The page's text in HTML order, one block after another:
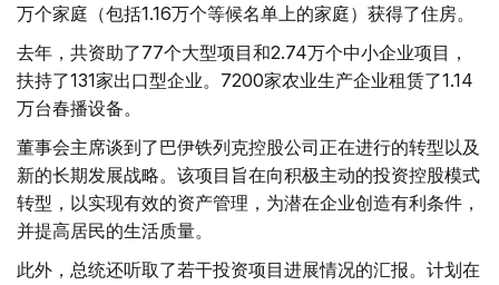
万个家庭（包括1.16万个等候名单上的家庭）获得了住房。
去年，共资助了77个大型项目和2.74万个中小企业项目，
扶持了131家出口型企业。7200家农业生产企业租赁了1.14
万台春播设备。
董事会主席谈到了巴伊铁列克控股公司正在进行的转型以及
新的长期发展战略。该项目旨在向积极主动的投资控股模式
转型，以实现有效的资产管理，为潜在企业创造有利条件，
并提高居民的生活质量。
此外，总统还听取了若干投资项目进展情况的汇报。计划在